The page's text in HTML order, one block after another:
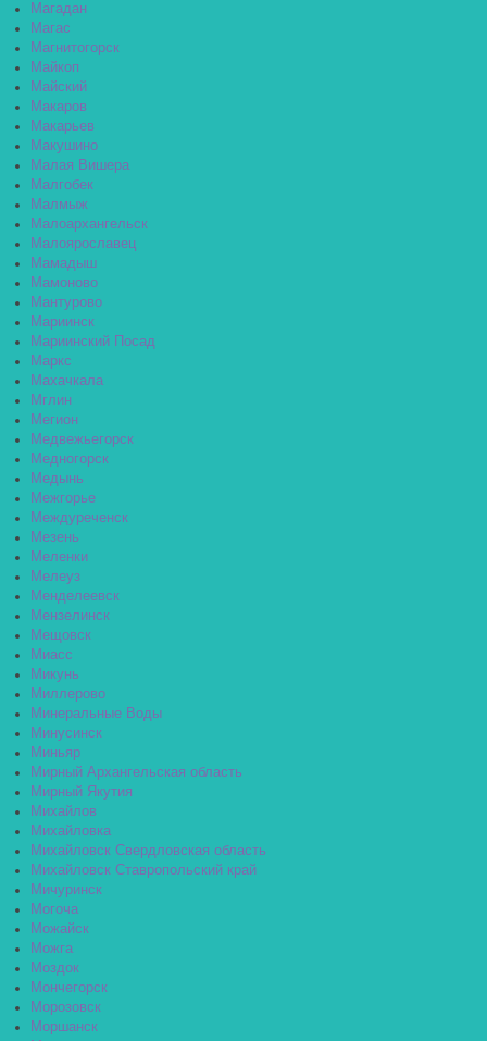
Магадан
Магас
Магнитогорск
Майкоп
Майский
Макаров
Макарьев
Макушино
Малая Вишера
Малгобек
Малмыж
Малоархангельск
Малоярославец
Мамадыш
Мамоново
Мантурово
Мариинск
Мариинский Посад
Маркс
Махачкала
Мглин
Мегион
Медвежьегорск
Медногорск
Медынь
Межгорье
Междуреченск
Мезень
Меленки
Мелеуз
Менделеевск
Мензелинск
Мещовск
Миасс
Микунь
Миллерово
Минеральные Воды
Минусинск
Миньяр
Мирный Архангельская область
Мирный Якутия
Михайлов
Михайловка
Михайловск Свердловская область
Михайловск Ставропольский край
Мичуринск
Могоча
Можайск
Можга
Моздок
Мончегорск
Морозовск
Моршанск